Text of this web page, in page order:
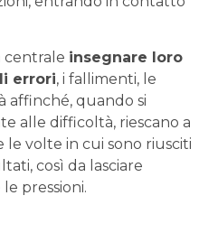
centrale insegnare loro
errori, i fallimenti, le
affinché, quando si
alle difficoltà, riescano a
volte in cui sono riusciti
così da lasciare
pressioni.